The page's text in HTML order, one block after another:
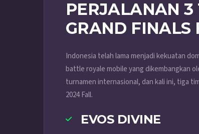
PERJALANAN
GRAND FINALS
Indonesia telah lama menjadi kekuatan
battle royale mobile yang dikembangkan
turnamen internasional, dan kali ini, tiga
2024 Fall.
EVOS DIVINE